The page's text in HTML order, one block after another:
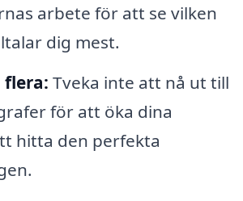
arbete för att se vilken
dig mest.
Tveka inte att nå ut till
för att öka dina
hitta den perfekta